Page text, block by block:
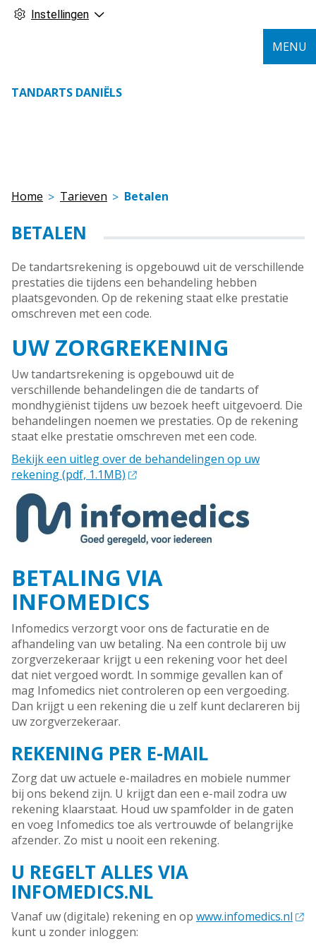
Instellingen
TANDARTS DANIËLS
MENU
Home Tarieven Betalen
BETALEN
De tandartsrekening is opgebouwd uit de verschillende
prestaties die tijdens een behandeling hebben
plaatsgevonden. Op de rekening staat elke prestatie
omschreven met een code.
UW ZORGREKENING
Uw tandartsrekening is opgebouwd uit de
verschillende behandelingen die de tandarts of
mondhygiënist tijdens uw bezoek heeft uitgevoerd. Die
behandelingen noemen we prestaties. Op de rekening
staat elke prestatie omschreven met een code.
Bekijk een uitleg over de behandelingen op uw
rekening (pdf, 1.1MB)
BETALING VIA
INFOMEDICS
Infomedics verzorgt voor ons de facturatie en de
afhandeling van uw betaling. Na een controle bij uw
zorgverzekeraar krijgt u een rekening voor het deel
dat niet vergoed wordt. In sommige gevallen kan of
mag Infomedics niet controleren op een vergoeding.
Dan krijgt u een rekening die u zelf kunt declareren bij
uw zorgverzekeraar.
REKENING PER E-MAIL
Zorg dat uw actuele e-mailadres en mobiele nummer
bij ons bekend zijn. U krijgt dan een e-mail zodra uw
rekening klaarstaat. Houd uw spamfolder in de gaten
en voeg Infomedics toe als vertrouwde of belangrijke
afzender. Zo mist u nooit een rekening.
U REGELT ALLES VIA
INFOMEDICS.NL
Vanaf uw (digitale) rekening en op www.infomedics.nl
kunt u zonder inloggen: